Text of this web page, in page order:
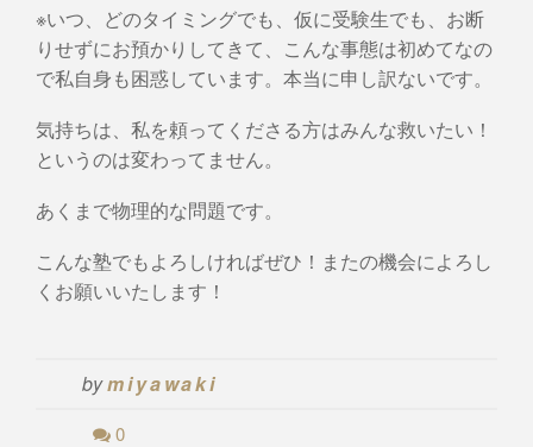
※いつ、どのタイミングでも、仮に受験生でも、お断
りせずにお預かりしてきて、こんな事態は初めてなの
で私自身も困惑しています。本当に申し訳ないです。
気持ちは、私を頼ってくださる方はみんな救いたい！
というのは変わってません。
あくまで物理的な問題です。
こんな塾でもよろしければぜひ！またの機会によろし
くお願いいたします！
bymiyawaki
0